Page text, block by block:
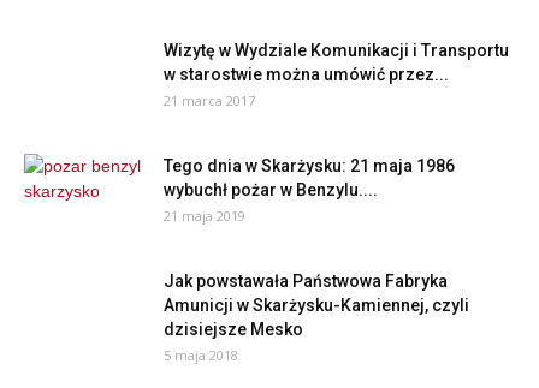
Wizytę w Wydziale Komunikacji i Transportu
w starostwie można umówić przez...
21 marca 2017
Tego dnia w Skarżysku: 21 maja 1986
wybuchł pożar w Benzylu....
21 maja 2019
Jak powstawała Państwowa Fabryka
Amunicji w Skarżysku-Kamiennej, czyli
dzisiejsze Mesko
5 maja 2018